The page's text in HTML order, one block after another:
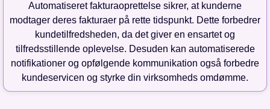
Automatiseret fakturaoprettelse sikrer, at kunderne
modtager deres fakturaer på rette tidspunkt. Dette forbedrer
kundetilfredsheden, da det giver en ensartet og
tilfredsstillende oplevelse. Desuden kan automatiserede
notifikationer og opfølgende kommunikation også forbedre
kundeservicen og styrke din virksomheds omdømme.